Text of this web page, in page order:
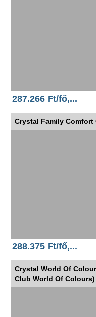
287.266 Ft/fő,...
Crystal Family Comfort
288.375 Ft/fő,...
Crystal World Of
Club World Of Colours)